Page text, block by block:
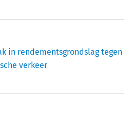
in rendementsgrondslag tegen
verkeer